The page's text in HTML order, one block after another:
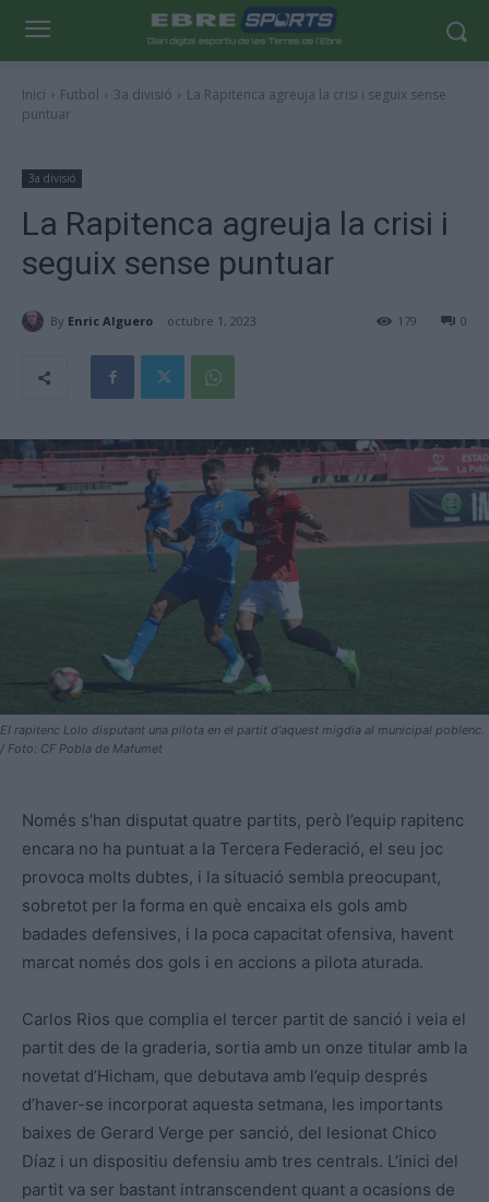
Inici Futbol 3a divisió
La Rapitenca agreuja la crisi i seguix sense
puntuar
3a divisió
La Rapitenca agreuja la crisi i
seguix sense puntuar
By Enric Alguero octubre 1, 2023 0
179
El rapitenc Lolo disputant una pilota en el partit d'aquest migdia al municipal poblenc.
/ Foto: CF Pobla de Mafumet
Només s’han disputat quatre partits, però l’equip rapitenc
encara no ha puntuat a la Tercera Federació, el seu joc
provoca molts dubtes, i la situació sembla preocupant,
sobretot per la forma en què encaixa els gols amb
badades defensives, i la poca capacitat ofensiva, havent
marcat només dos gols i en accions a pilota aturada.
Carlos Rios que complia el tercer partit de sanció i veia el
partit des de la graderia, sortia amb un onze titular amb la
novetat d’Hicham, que debutava amb l’equip després
d’haver-se incorporat aquesta setmana, les importants
baixes de Gerard Verge per sanció, del lesionat Chico
Díaz i un dispositiu defensiu amb tres centrals. L’inici del
partit va ser bastant intranscendent quant a ocasions de